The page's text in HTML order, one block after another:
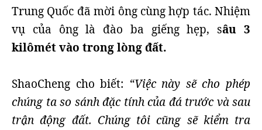
Trung Quốc đã mời ông cùng hợp tác. Nhiệm
vụ của ông là đào ba giếng hẹp, sâu 3
kilômét vào trong lòng đất.
ShaoCheng cho biết: “Việc này sẽ cho phép
chúng ta so sánh đặc tính của đá trước và sau
trận động đất. Chúng tôi cũng sẽ kiểm tra